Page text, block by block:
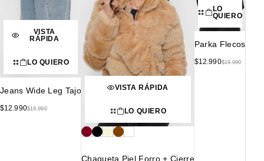
VISTA
RÁPIDA
LO QUIERO
Jeans Wide Leg Tajo
$19.990
$12.990
VISTA RÁPIDA
LO QUIERO
Chaqueta Piel Forro + Cierre
LO
QUIERO
Parka Flecos
$19.990
$12.990